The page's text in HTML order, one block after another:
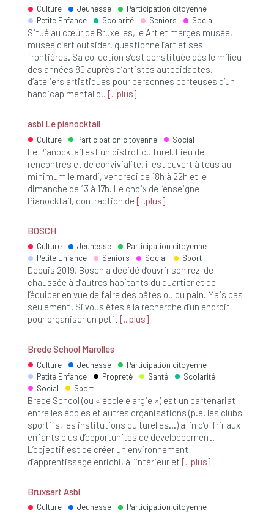
Culture Jeunesse
Participation citoyenne
Petite Enfance
Scolarité Seniors Social
Situé au cœur de Bruxelles, le Art et marges musée,
musée d’art outsider, questionne l’art et ses
frontières. Sa collection s’est constituée dès le milieu
des années 80 auprès d’artistes autodidactes,
d’ateliers artistiques pour personnes porteuses d’un
handicap mental ou
plus
asbl Le pianocktail
Culture Participation citoyenne Social
Le Pianocktail est un bistrot culturel. Lieu de
rencontres et de convivialité, il est ouvert à tous au
minimum le mardi, vendredi de 18h à 22h et le
dimanche de 13 à 17h. Le choix de l’enseigne
Pianocktail, contraction de
plus
BOSCH
Culture Jeunesse
Participation citoyenne
Petite Enfance
Seniors Social Sport
Depuis 2019, Bosch a décidé d’ouvrir son rez-de-
chaussée à d’autres habitants du quartier et de
l’équiper en vue de faire des pâtes ou du pain. Mais pas
seulement! Si vous êtes à la recherche d’un endroit
pour organiser un petit
plus
Brede School Marolles
Culture Jeunesse
Participation citoyenne
Petite Enfance
Propreté Santé
Scolarité
Social
Sport
Brede School (ou « école élargie ») est un partenariat
entre les écoles et autres organisations (p.e. les clubs
sportifs, les institutions culturelles…) afin d’offrir aux
enfants plus d’opportunités de développement.
L’objectif est de créer un environnement
d’apprentissage enrichi, à l’intérieur et
plus
Bruxsart Asbl
Culture Jeunesse
Participation citoyenne